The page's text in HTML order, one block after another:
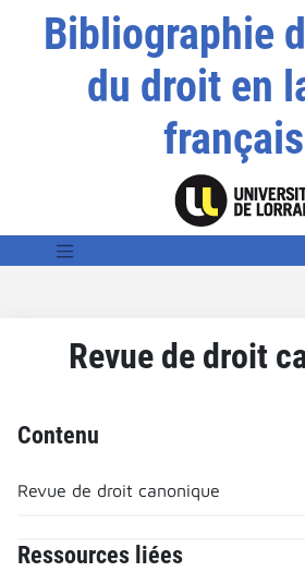
Bibliographie
du droit en
Revue de droit
Contenu
Revue de droit canonique
Ressources liées